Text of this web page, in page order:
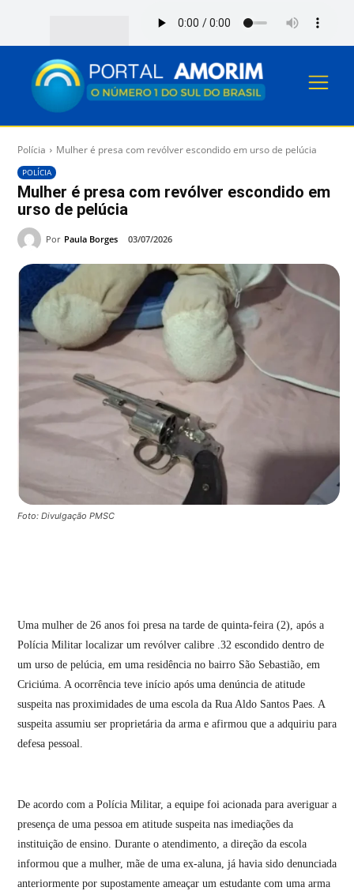
Polícia Mulher é presa com revólver escondido em urso de pelúcia
POLÍCIA
Mulher é presa com revólver escondido em
urso de pelúcia
Por Paula Borges 03/07/2026
Foto: Divulgação PMSC
Uma mulher de 26 anos foi presa na tarde de quinta-feira (2), após a
Polícia Militar localizar um revólver calibre .32 escondido dentro de
um urso de pelúcia, em uma residência no bairro São Sebastião, em
Criciúma. A ocorrência teve início após uma denúncia de atitude
suspeita nas proximidades de uma escola da Rua Aldo Santos Paes. A
suspeita assumiu ser proprietária da arma e afirmou que a adquiriu para
defesa pessoal.
De acordo com a Polícia Militar, a equipe foi acionada para averiguar a
presença de uma pessoa em atitude suspeita nas imediações da
instituição de ensino. Durante o atendimento, a direção da escola
informou que a mulher, mãe de uma ex-aluna, já havia sido denunciada
anteriormente por supostamente ameaçar um estudante com uma arma